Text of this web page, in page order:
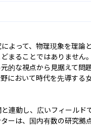
よって、物理現象を理
まることではありませ
的な視点から見据えて
において時代を先導する
連動し、広いフィール
ーは、国内有数の研究拠